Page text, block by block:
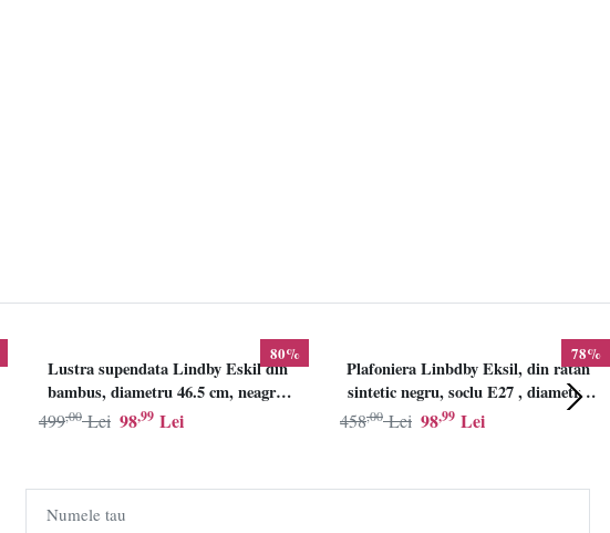
80%
Lustra supendata Lindby Eskil din
bambus, diametru 46.5 cm, neagra,
E27
98,99 Lei
499,00 Lei
78%
Plafoniera Linbdby Eksil, din ratan
sintetic negru, soclu E27 , diametru
46.5cm, LINDBY
98,99 Lei
458,00 Lei
Numele tau